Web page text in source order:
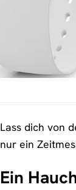
Lass dich von
nur ein
Ein